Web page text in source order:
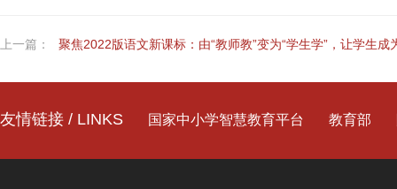
上一篇： 聚焦2022版语文新课标：由“教师教”变为“学生学”，让学生成为
友情链接 / LINKS 国家中小学智慧教育平台 教育部